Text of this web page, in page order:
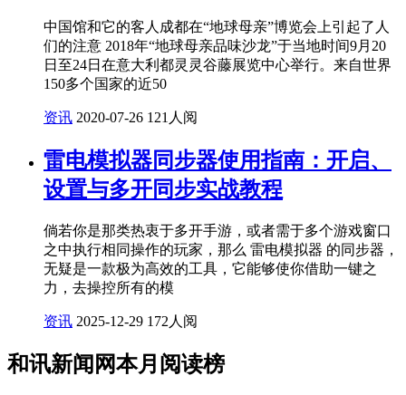
中国馆和它的客人成都在“地球母亲”博览会上引起了人
们的注意 2018年“地球母亲品味沙龙”于当地时间9月20
日至24日在意大利都灵灵谷藤展览中心举行。来自世界
150多个国家的近50
资讯 2020-07-26 121人阅
雷电模拟器同步器使用指南：开启、
设置与多开同步实战教程
倘若你是那类热衷于多开手游，或者需于多个游戏窗口
之中执行相同操作的玩家，那么 雷电模拟器 的同步器，
无疑是一款极为高效的工具，它能够使你借助一键之
力，去操控所有的模
资讯 2025-12-29 172人阅
和讯新闻网本月阅读榜